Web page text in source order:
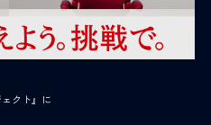
クト』に